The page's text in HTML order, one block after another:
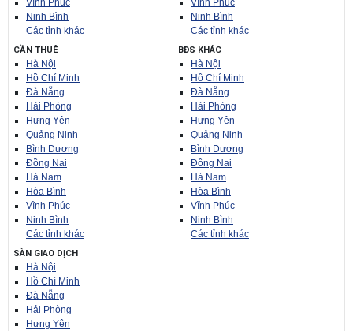
Vĩnh Phúc
Ninh Bình
Các tỉnh khác
Vĩnh Phúc
Ninh Bình
Các tỉnh khác
CẦN THUÊ
Hà Nội
Hồ Chí Minh
Đà Nẵng
Hải Phòng
Hưng Yên
Quảng Ninh
Bình Dương
Đồng Nai
Hà Nam
Hòa Bình
Vĩnh Phúc
Ninh Bình
Các tỉnh khác
BĐS KHÁC
Hà Nội
Hồ Chí Minh
Đà Nẵng
Hải Phòng
Hưng Yên
Quảng Ninh
Bình Dương
Đồng Nai
Hà Nam
Hòa Bình
Vĩnh Phúc
Ninh Bình
Các tỉnh khác
SÀN GIAO DỊCH
Hà Nội
Hồ Chí Minh
Đà Nẵng
Hải Phòng
Hưng Yên